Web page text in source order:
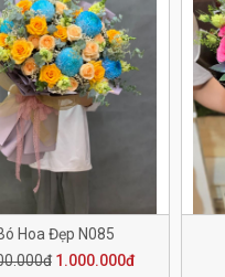
Hoa Đẹp N085
1.000.000đ